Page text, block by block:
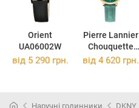
Orient
UA06002W
Pierre Lannier
Chouquette
038J577
від 5 290 грн. від 4 620 грн.
Наручні годинники DKNY